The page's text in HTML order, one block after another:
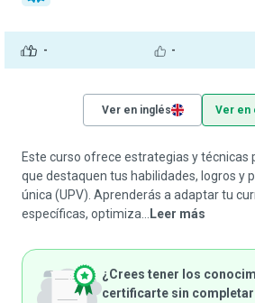
- -
Ver en inglés Ver en
Este curso ofrece estrategias y técnicas
que destaquen tus habilidades, logros y
única (UPV). Aprenderás a adaptar tu
específicas, optimiza...
Leer más
¿Crees tener los
certificarte sin